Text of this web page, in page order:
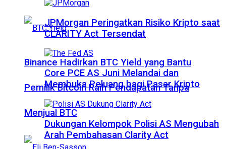
Binance Hadirkan BTC Yield yang Bantu
Pemilik Bitcoin Raih Pendapatan Tanpa
Menjual BTC
JPMorgan Peringatkan Risiko Kripto saat
CLARITY Act Tersendat
Core PCE AS Juni Melandai dan
Membuka Peluang bagi Pasar Kripto
Dukungan Kelompok Polisi AS Mengubah
Arah Pembahasan Clarity Act